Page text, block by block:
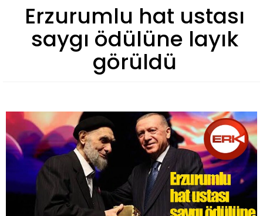
Erzurumlu hat ustası
saygı ödülüne layık
görüldü